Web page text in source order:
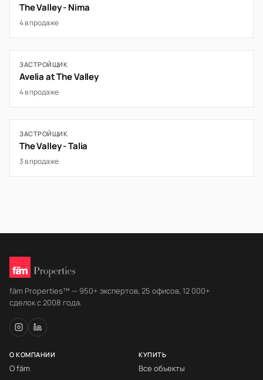
The Valley - Nima
4 в продаже
ЗАСТРОЙЩИК
Avelia at The Valley
4 в продаже
ЗАСТРОЙЩИК
The Valley - Talia
3 в продаже
fäm Properties™ — 950+ экспертов, 25 офисов, 12 000+
сделок с 2008 года.
О КОМПАНИИ
О fäm
КУПИТЬ
Все объекты